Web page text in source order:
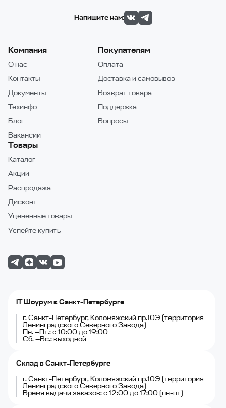
Напишите нам:
Компания
О нас
Контакты
Документы
Техинфо
Блог
Вакансии
Покупателям
Оплата
Доставка и самовывоз
Возврат товара
Поддержка
Вопросы
Товары
Каталог
Акции
Распродажа
Дисконт
Уцененные товары
Успейте купить
IT Шоурум в Санкт-Петербурге
г. Санкт-Петербург, Коломяжский пр.10Э (территория
Ленинградского Северного Завода)
Пн. —Пт.: с 10:00 до 19:00
Сб. —Вс.: выходной
Склад в Санкт-Петербурге
г. Санкт-Петербург, Коломяжский пр.10Э (территория
Ленинградского Северного Завода)
Время выдачи заказов: с 12:00 до 17:00 (пн-пт)